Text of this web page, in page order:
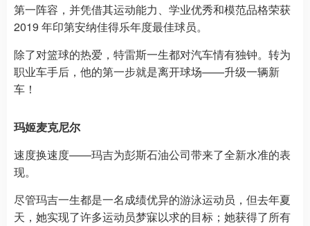
第一阵容，并凭借其运动能力、学业优秀和模范品格荣获
2019 年印第安纳佳得乐年度最佳球员。
除了对篮球的热爱，特雷斯一生都对汽车情有独钟。转为
职业车手后，他的第一步就是离开球场——升级一辆新
车！
玛姬麦克尼尔
速度换速度——玛吉为彭斯石油公司带来了全新水准的表
现。
尽管玛吉一生都是一名成绩优异的游泳运动员，但去年夏
天，她实现了许多运动员梦寐以求的目标；她获得了所有